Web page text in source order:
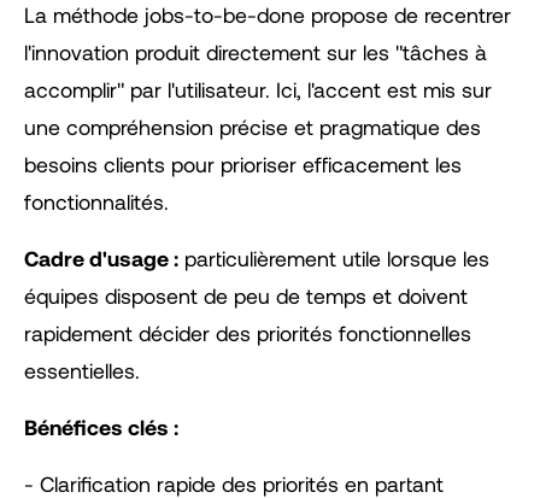
La méthode jobs-to-be-done propose de recentrer
l'innovation produit directement sur les "tâches à
accomplir" par l'utilisateur. Ici, l'accent est mis sur
une compréhension précise et pragmatique des
besoins clients pour prioriser efficacement les
fonctionnalités.
Cadre d'usage : particulièrement utile lorsque les
équipes disposent de peu de temps et doivent
rapidement décider des priorités fonctionnelles
essentielles.
Bénéfices clés :
- Clarification rapide des priorités en partant